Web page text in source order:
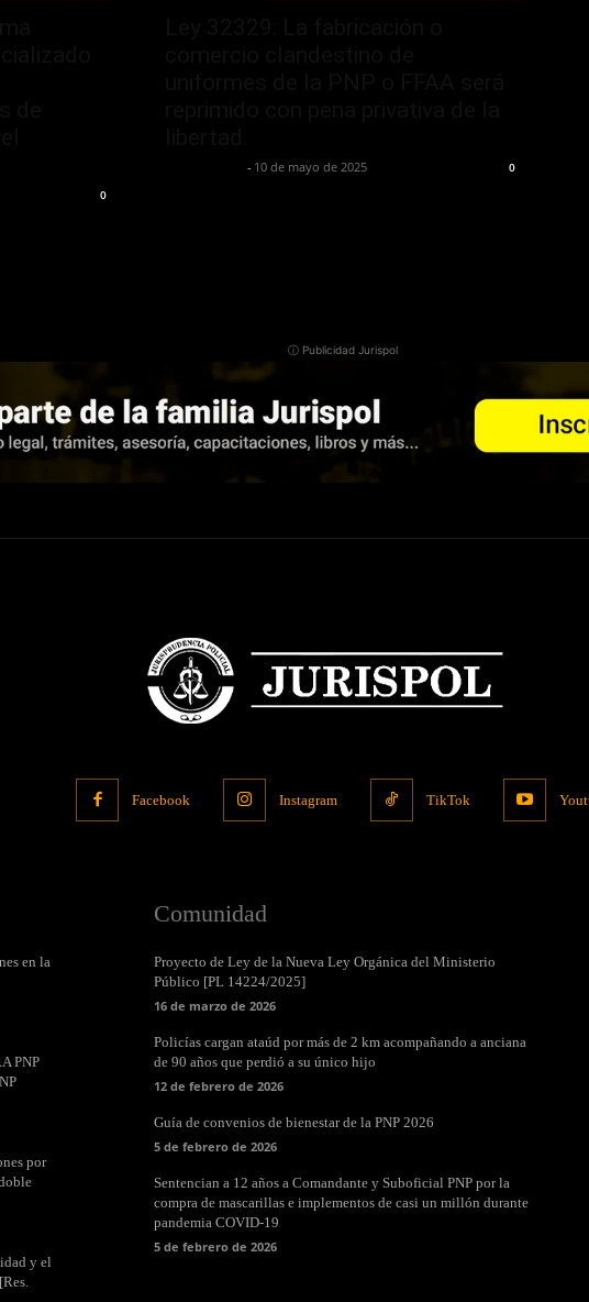
0
- 10 de mayo de 2025 0
ⓘ Publicidad Jurispol
Facebook Instagram TikTok
en la
PNP
por
y el
Comunidad
Proyecto de Ley de la Nueva Ley Orgánica del Ministerio
Público [PL 14224/2025]
16 de marzo de 2026
Policías cargan ataúd por más de 2 km acompañando a anciana
de 90 años que perdió a su único hijo
12 de febrero de 2026
Guía de convenios de bienestar de la PNP 2026
5 de febrero de 2026
Sentencian a 12 años a Comandante y Suboficial PNP por la
compra de mascarillas e implementos de casi un millón durante
pandemia COVID-19
5 de febrero de 2026